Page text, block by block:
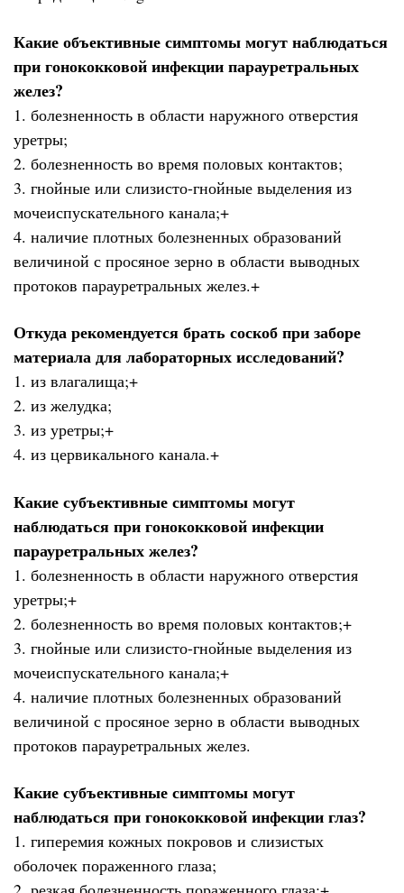
Какие объективные симптомы могут наблюдаться
при гонококковой инфекции парауретральных
желез?
1. болезненность в области наружного отверстия
уретры;
2. болезненность во время половых контактов;
3. гнойные или слизисто-гнойные выделения из
мочеиспускательного канала;+
4. наличие плотных болезненных образований
величиной с просяное зерно в области выводных
протоков парауретральных желез.+
Откуда рекомендуется брать соскоб при заборе
материала для лабораторных исследований?
1. из влагалища;+
2. из желудка;
3. из уретры;+
4. из цервикального канала.+
Какие субъективные симптомы могут
наблюдаться при гонококковой инфекции
парауретральных желез?
1. болезненность в области наружного отверстия
уретры;+
2. болезненность во время половых контактов;+
3. гнойные или слизисто-гнойные выделения из
мочеиспускательного канала;+
4. наличие плотных болезненных образований
величиной с просяное зерно в области выводных
протоков парауретральных желез.
Какие субъективные симптомы могут
наблюдаться при гонококковой инфекции глаз?
1. гиперемия кожных покровов и слизистых
оболочек пораженного глаза;